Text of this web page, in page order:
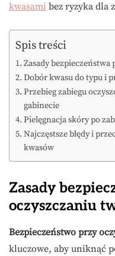
kwasami bez ryzyka dla
Spis treści
Zasady
Dobór kwasu do typu i
Przebieg zabiegu
gabinecie
Pielęgnacja skóry po
Najczęstsze błędy i
kwasów
Zasady
oczyszczaniu
Bezpieczeństwo przy
kluczowe, aby uniknąć